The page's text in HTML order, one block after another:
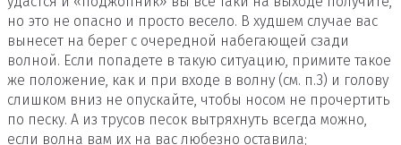
но это не опасно и просто весело. В худшем случае вас
вынесет на берег с очередной набегающей сзади
волной. Если попадете в такую ситуацию, примите такое
же положение, как и при входе в волну (см. п.3) и голову
слишком вниз не опускайте, чтобы носом не прочертить
по песку. А из трусов песок вытряхнуть всегда можно,
если волна вам их на вас любезно оставила;